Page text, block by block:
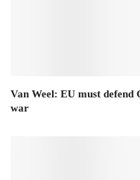
Van Weel: EU must
war